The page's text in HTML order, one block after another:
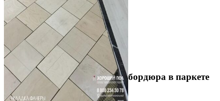
Устройство криволинейного бордюра в паркете
2 500 ₽